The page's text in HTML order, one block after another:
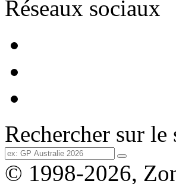
Réseaux sociaux
Rechercher sur le
© 1998-2026,